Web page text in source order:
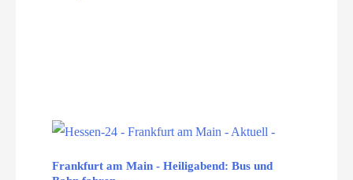
Frankfurt am Main - Heiligabend: Bus und